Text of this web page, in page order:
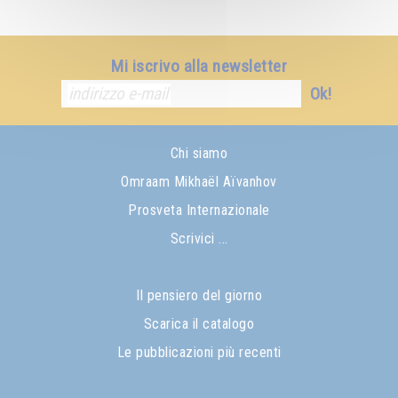
Mi iscrivo alla newsletter
Ok!
Chi siamo
Omraam Mikhaël Aïvanhov
Prosveta Internazionale
Scrivici ...
Il pensiero del giorno
Scarica il catalogo
Le pubblicazioni più recenti